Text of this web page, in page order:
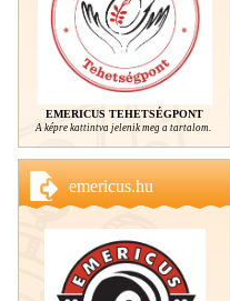
EMERICUS TEHETSÉGPONT
A képre kattintva jelenik meg a tartalom.
emericus.hu